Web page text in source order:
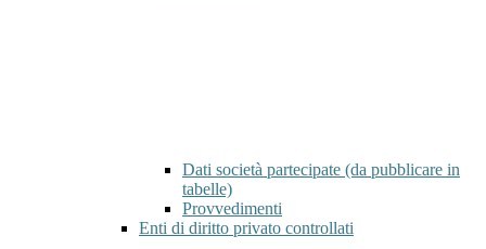
Dati società partecipate (da pubblicare in
tabelle)
Provvedimenti
Enti di diritto privato controllati